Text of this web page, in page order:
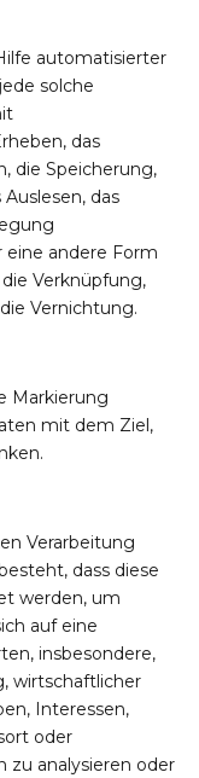
automatisierter
solche
das
die Speicherung,
das
andere Form
Verknüpfung,
Vernichtung.
Markierung
mit dem Ziel,
Verarbeitung
dass diese
werden, um
auf eine
insbesondere,
wirtschaftlicher
Interessen,
oder
zu analysieren oder